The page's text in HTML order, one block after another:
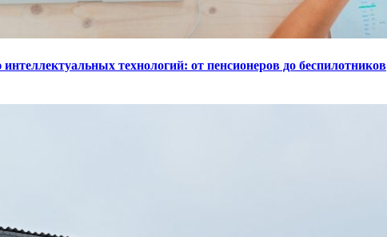
технологий: от пенсионеров до беспилотников